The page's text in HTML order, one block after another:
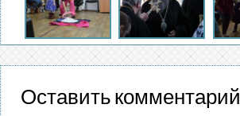
Оставить комментарий